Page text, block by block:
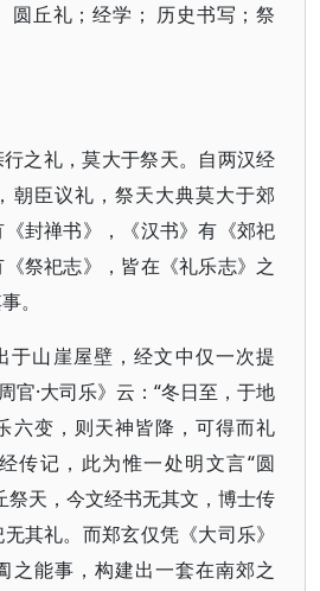
圆丘礼；经学； 历史书写；祭
之礼，莫大于祭天。自两汉经
朝臣议礼，祭天大典莫大于郊
封禅书》，《汉书》有《郊祀
祭祀志》，皆在《礼乐志》之
。
于山崖屋壁，经文中仅一次提
官·大司乐》云：“冬日至，于地
六变，则天神皆降，可得而礼
传记，此为惟一处明文言“圆
祭天，今文经书无其文，博士传
其礼。而郑玄仅凭《大司乐》
之能事，构建出一套在南郊之